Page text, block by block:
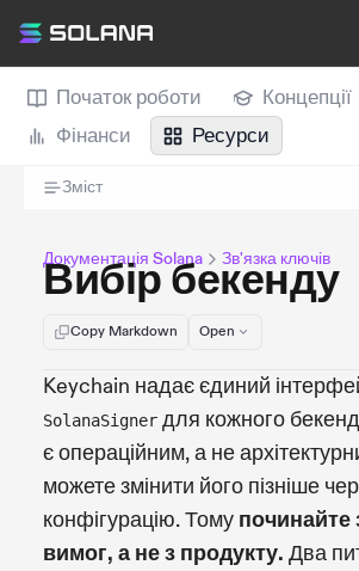
Початок роботи Концепції
Фінанси
Ресурси
Зміст
Документація Solana Зв'язка ключів
Вибір бекенду
Copy Markdown Open
Keychain надає єдиний
SolanaSigner для кожного
є операційним, а не
можете змінити його пізніше
конфігурацію. Тому починайте
вимог, а не з продукту. Два